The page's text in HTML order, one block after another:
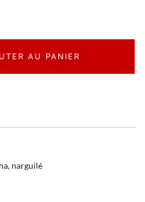
AU PANIER
, narguilé